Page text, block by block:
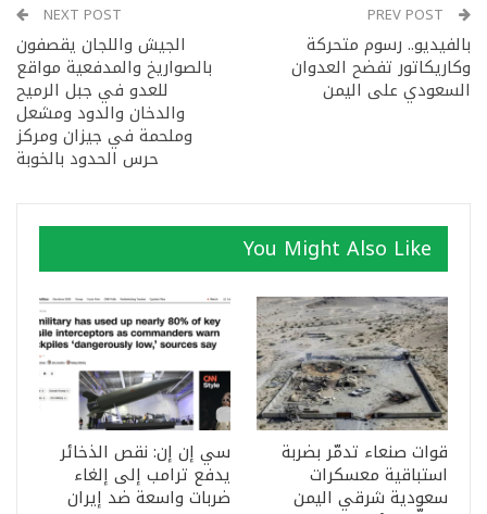
بالفيديو.. رسوم متحركة
وكاريكاتور تفضح العدوان
السعودي على اليمن
NEXT POST
الجيش واللجان يقصفون
بالصواريخ والمدفعية مواقع
للعدو في جبل الرميح
والدخان والدود ومشعل
وملحمة في جيزان ومركز
حرس الحدود بالخوبة
You Might Also Like
قوات صنعاء تدمّر بضربة
استباقية معسكرات
سعودية شرقي اليمن
سي إن إن: نقص الذخائر
يدفع ترامب إلى إلغاء
ضربات واسعة ضد إيران